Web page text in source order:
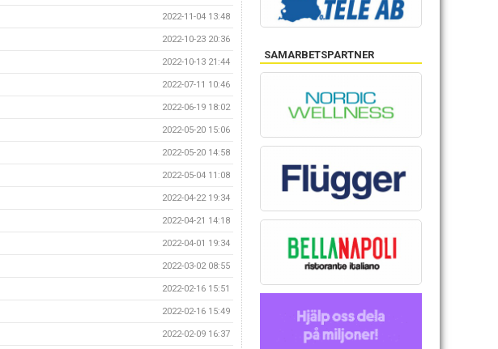
2022-11-04 13:48
2022-10-23 20:36
2022-10-13 21:44
2022-07-11 10:46
2022-06-19 18:02
2022-05-20 15:06
2022-05-20 14:58
2022-05-04 11:08
2022-04-22 19:34
2022-04-21 14:18
2022-04-01 19:34
2022-03-02 08:55
2022-02-16 15:51
2022-02-16 15:49
2022-02-09 16:37
SAMARBETSPARTNER